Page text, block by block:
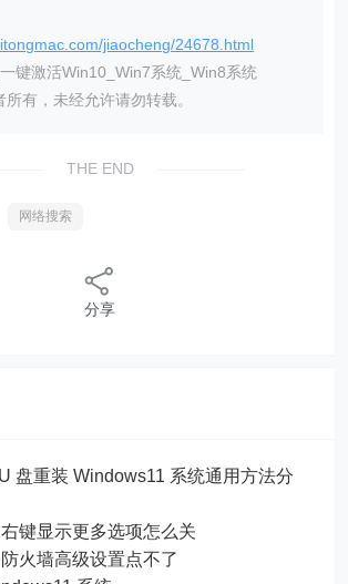
jiaocheng/24678.html
键激活Win10_Win7系统_Win8系统
有，未经允许请勿转载。
THE END
网络搜索
分享
盘重装 Windows11 系统通用方法分
键显示更多选项怎么关
火墙高级设置点不了